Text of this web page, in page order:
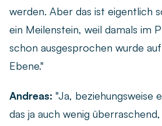
werden. Aber das ist eigentlich
ein Meilenstein, weil damals im
schon ausgesprochen wurde
Ebene."
Andreas: "Ja, beziehungsweise
das ja auch wenig